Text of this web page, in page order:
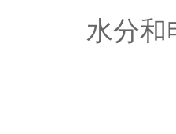
水分和